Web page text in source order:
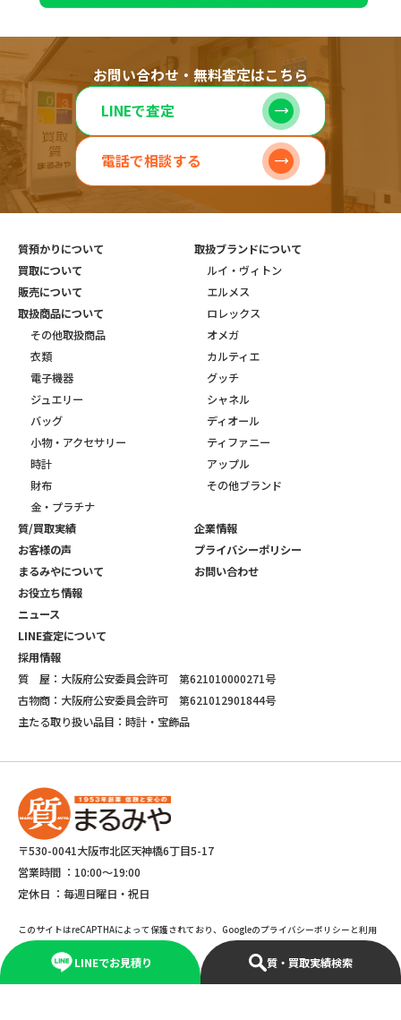
お問い合わせ・無料査定はこちら
LINEで査定
電話で相談する
LINEでお見積り 質・買取実績検索
質預かりについて
買取について
販売について
取扱商品について
その他取扱商品
衣類
電子機器
ジュエリー
バッグ
小物・アクセサリー
時計
財布
金・プラチナ
取扱ブランドについて
ルイ・ヴィトン
エルメス
ロレックス
オメガ
カルティエ
グッチ
シャネル
ディオール
ティファニー
アップル
その他ブランド
質/買取実績
お客様の声
まるみやについて
お役立ち情報
ニュース
LINE査定について
採用情報
企業情報
プライバシーポリシー
お問い合わせ
質 屋：大阪府公安委員会許可 第621010000271号
古物商：大阪府公安委員会許可 第621012901844号
主たる取り扱い品目：時計・宝飾品
〒530-0041大阪市北区天神橋6丁目5-17
営業時間 ： 10:00～19:00
定休日 ： 毎週日曜日・祝日
このサイトはreCAPTHAによって保護されており、Googleのプライバシーポリシーと利用
規約が適応されます。